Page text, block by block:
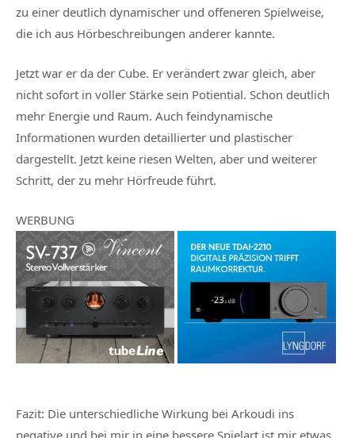
zu einer deutlich dynamischer und offeneren Spielweise,
die ich aus Hörbeschreibungen anderer kannte.
Jetzt war er da der Cube. Er verändert zwar gleich, aber
nicht sofort in voller Stärke sein Potiential. Schon deutlich
mehr Energie und Raum. Auch feindynamische
Informationen wurden detaillierter und plastischer
dargestellt. Jetzt keine riesen Welten, aber und weiterer
Schritt, der zu mehr Hörfreude führt.
WERBUNG
Fazit: Die unterschiedliche Wirkung bei Arkoudi ins